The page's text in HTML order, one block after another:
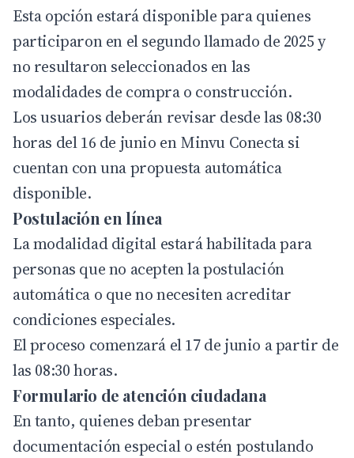
Esta opción estará disponible para quienes
participaron en el segundo llamado de 2025 y
no resultaron seleccionados en las
modalidades de compra o construcción.
Los usuarios deberán revisar desde las 08:30
horas del 16 de junio enMinvu Conectasi
cuentan con unapropuesta automática
disponible.
Postulación en línea
La modalidad digital estará habilitada para
personas que no acepten la postulación
automática o que no necesiten acreditar
condiciones especiales.
El proceso comenzará el 17 de junio a partir de
las 08:30 horas.
Formulario de atención ciudadana
En tanto, quienes deban presentar
documentación especial o estén postulando